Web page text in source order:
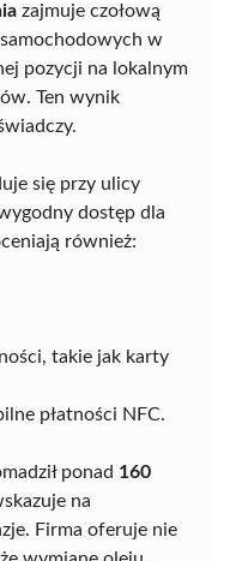
zajmuje czołową
w
pozycji na lokalnym
Ten wynik
się przy ulicy
dostęp dla
również:
takie jak karty
płatności NFC.
ponad 160
na
Firma oferuje nie